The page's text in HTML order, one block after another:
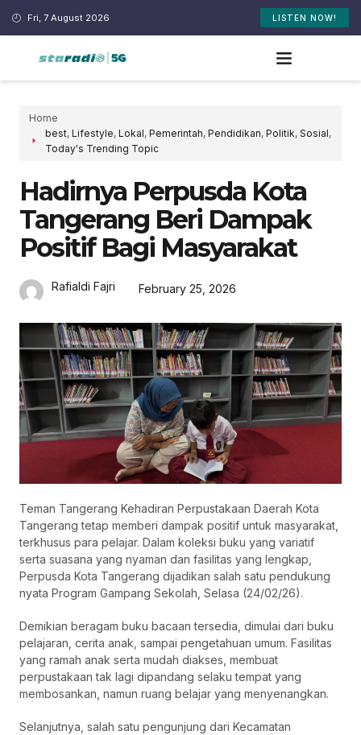
Fri, 7 August 2026 LISTEN NOW!
Home
best, Lifestyle, Lokal, Pemerintah, Pendidikan, Politik, Sosial,
Today's Trending Topic
Hadirnya Perpusda Kota
Tangerang Beri Dampak
Positif Bagi Masyarakat
Rafialdi Fajri February 25, 2026
Teman Tangerang Kehadiran Perpustakaan Daerah Kota
Tangerang tetap memberi dampak positif untuk masyarakat,
terkhusus para pelajar. Dalam koleksi buku yang variatif
serta suasana yang nyaman dan fasilitas yang lengkap,
Perpusda Kota Tangerang dijadikan salah satu pendukung
nyata Program Gampang Sekolah, Selasa (24/02/26).
Demikian beragam buku bacaan tersedia, dimulai dari buku
pelajaran, cerita anak, sampai pengetahuan umum. Fasilitas
yang ramah anak serta mudah diakses, membuat
perpustakaan tak lagi dipandang selaku tempat yang
membosankan, namun ruang belajar yang menyenangkan.
Selanjutnya, salah satu pengunjung dari Kecamatan